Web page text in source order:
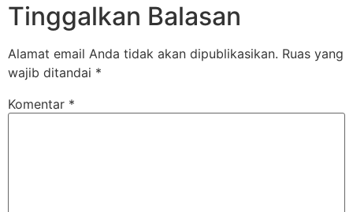
Tinggalkan Balasan
Alamat email Anda tidak akan dipublikasikan. Ruas yang
wajib ditandai *
Komentar *